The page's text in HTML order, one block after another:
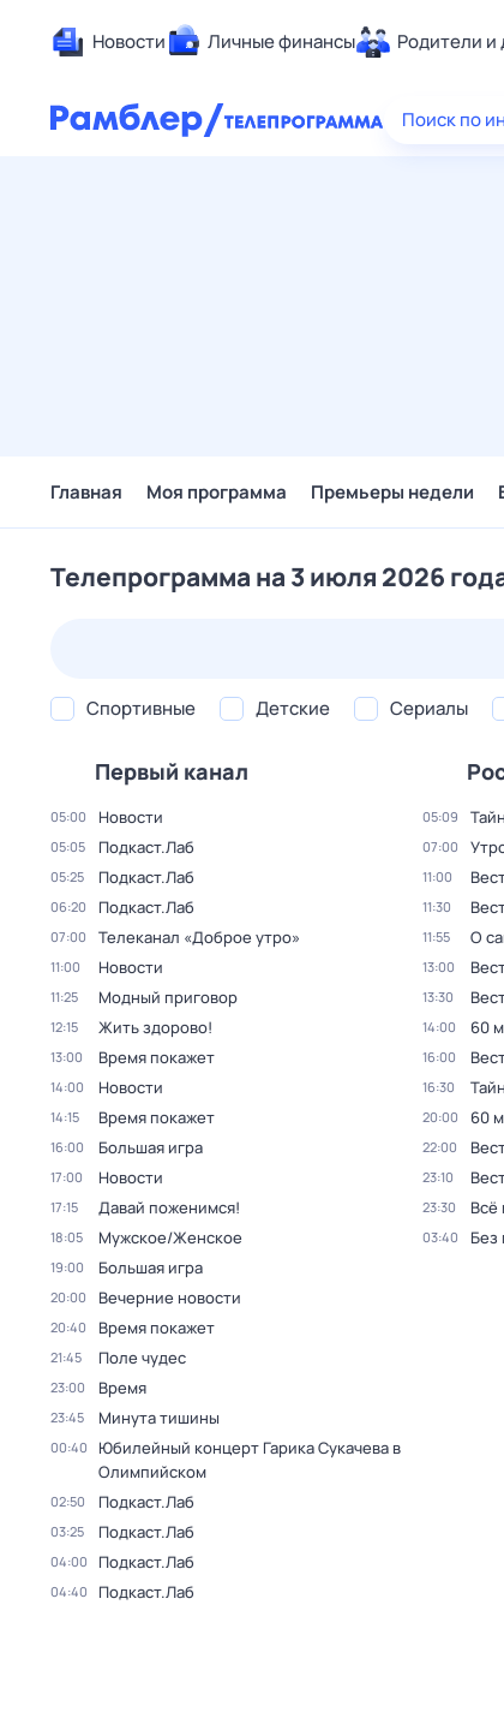
Новости Личные финансы Родители и
Поиск по
Главная Моя программа Премьеры недели
Телепрограмма на 3 июля 2026
Спортивные Детские Сериалы
Первый канал
05:00 Новости
05:05 Подкаст.Лаб
05:25 Подкаст.Лаб
06:20 Подкаст.Лаб
07:00 Телеканал «Доброе утро»
11:00 Новости
11:25 Модный приговор
12:15 Жить здорово!
13:00 Время покажет
14:00 Новости
14:15 Время покажет
16:00 Большая игра
17:00 Новости
17:15 Давай поженимся!
18:05 Мужское/Женское
19:00 Большая игра
20:00 Вечерние новости
20:40 Время покажет
21:45 Поле чудес
23:00 Время
23:45 Минута тишины
00:40
Юбилейный концерт Гарика Сукачева в
Олимпийском
02:50 Подкаст.Лаб
03:25 Подкаст.Лаб
04:00 Подкаст.Лаб
04:40 Подкаст.Лаб
05:09
07:00
11:00
11:30
11:55 О
13:00
13:30
14:00 60
16:00
16:30
20:00 60
22:00
23:10
23:30 Всё
03:40 Без